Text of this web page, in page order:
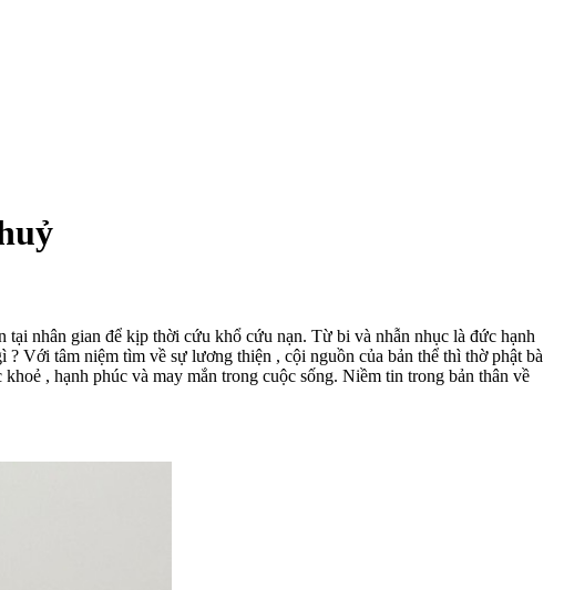
nhân gian để kịp thời cứu khổ cứu nạn. Từ bi và nhẫn nhục là đức hạnh
Với tâm niệm tìm về sự lương thiện , cội nguồn của bản thể thì thờ phật bà
, hạnh phúc và may mắn trong cuộc sống. Niềm tin trong bản thân về